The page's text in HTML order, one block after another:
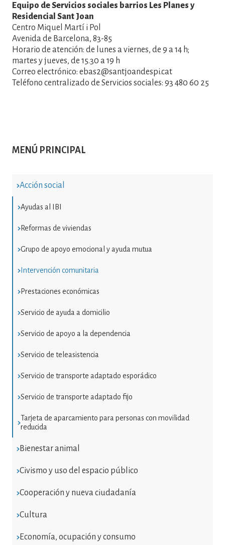
MENÚ PRINCIPAL
Acción social
Ayudas al IBI
Reformas de viviendas
Grupo de apoyo emocional y ayuda mutua
Intervención comunitaria
Prestaciones económicas
Servicio de ayuda a domicilio
Servicio de apoyo a la dependencia
Servicio de teleasistencia
Servicio de transporte adaptado esporádico
Servicio de transporte adaptado fijo
Tarjeta de aparcamiento para personas con movilidad
reducida
Bienestar animal
Civismo y uso del espacio público
Cooperación y nueva ciudadanía
Cultura
Economía, ocupación y consumo
Equipo de Servicios sociales barrios Les Planes y
Residencial Sant Joan
Centro Miquel Martí i Pol
Avenida de Barcelona, 83-85
Horario de atención: de lunes a viernes, de 9 a 14 h;
martes y jueves, de 15.30 a 19 h
Correo electrónico: ebas2@santjoandespi.cat
Teléfono centralizado de Servicios sociales: 93 480 60 25